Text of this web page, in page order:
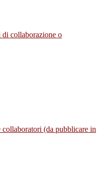
collaborazione o
collaboratori (da pubblicare in